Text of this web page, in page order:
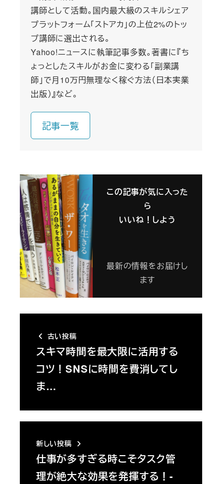
講師として活動。国内最大級のスキルシェア
プラットフォーム「ストアカ」の上位2%のトッ
プ講師に選出される。
Yahoo!ニュースに執筆記事多数。著書に『ち
ょっとしたスキルがお金に変わる「副業講
師」で月10万円無理なく稼ぐ方法（日本実業
出版）』など。
記事一覧
この記事が気に入った
ら
いいね！しよう
最新の情報をお届けし
ます
古い投稿
スキマ時間を最大限に活用する
コツ！SNSに時間を費消してし
ま…
新しい投稿
仕事が多すぎる時こそタスク管
理が絶大な効果を発揮する！-